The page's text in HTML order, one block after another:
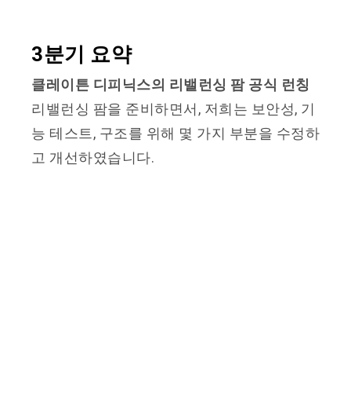
3분기 요약
클레이튼 디피닉스의 리밸런싱 팜 공식 런칭
리밸런싱 팜을 준비하면서, 저희는 보안성, 기
능 테스트, 구조를 위해 몇 가지 부분을 수정하
고 개선하였습니다.